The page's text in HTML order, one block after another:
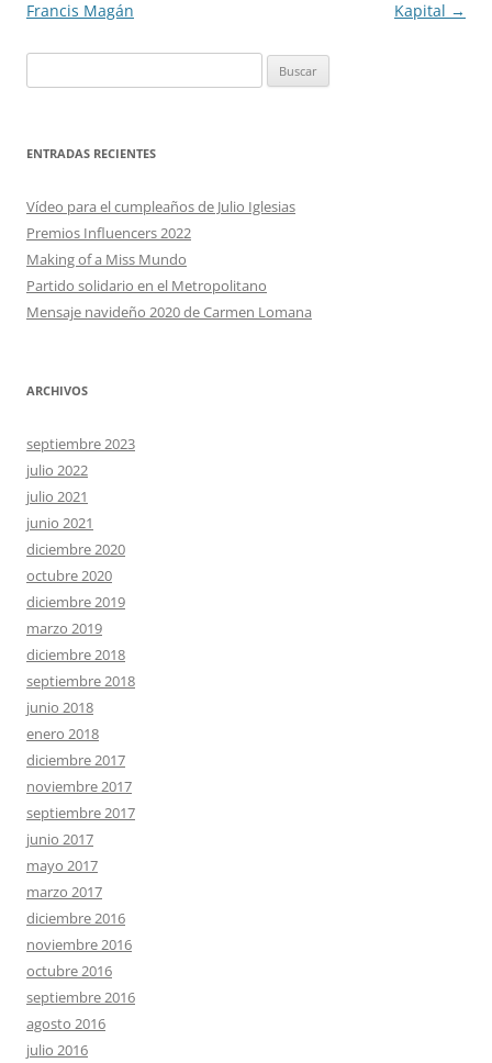
entradas
Francis Magán Kapital →
ENTRADAS RECIENTES
Vídeo para el cumpleaños de Julio Iglesias
Premios Influencers 2022
Making of a Miss Mundo
Partido solidario en el Metropolitano
Mensaje navideño 2020 de Carmen Lomana
ARCHIVOS
septiembre 2023
julio 2022
julio 2021
junio 2021
diciembre 2020
octubre 2020
diciembre 2019
marzo 2019
diciembre 2018
septiembre 2018
junio 2018
enero 2018
diciembre 2017
noviembre 2017
septiembre 2017
junio 2017
mayo 2017
marzo 2017
diciembre 2016
noviembre 2016
octubre 2016
septiembre 2016
agosto 2016
julio 2016